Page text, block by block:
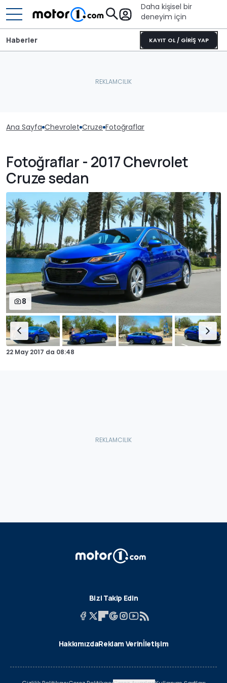
Daha kişisel bir
deneyim için
KAYIT OL / GİRİŞ YAP
Haberler
Ana Sayfa Chevrolet Cruze Fotoğraflar
Fotoğraflar - 2017 Chevrolet
Cruze sedan
8
22 May 2017 da 08:48
Bizi Takip Edin
HakkımızdaReklam Verinİletişim